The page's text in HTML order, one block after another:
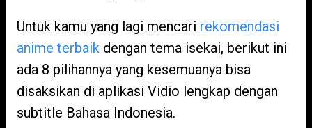
Untuk kamu yang lagi mencari rekomendasi
anime terbaik dengan tema isekai, berikut ini
ada 8 pilihannya yang kesemuanya bisa
disaksikan di aplikasi Vidio lengkap dengan
subtitle Bahasa Indonesia.